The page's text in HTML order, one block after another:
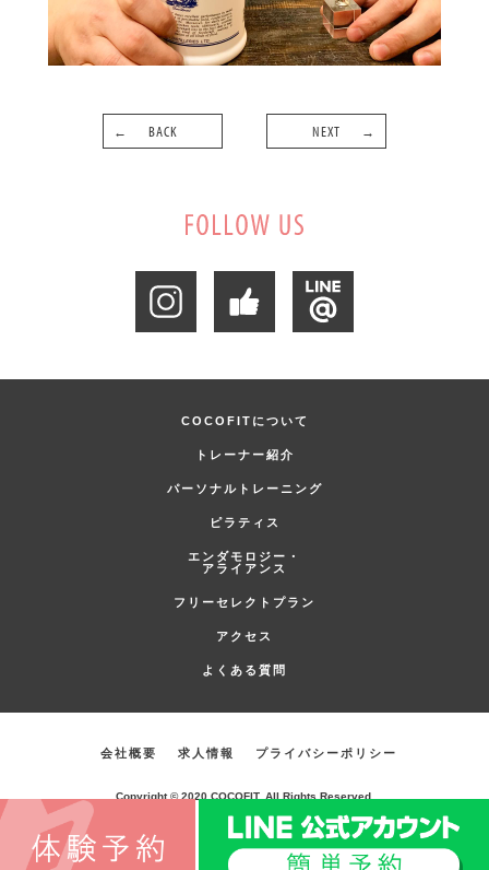
BACK NEXT
COCOFITについて
トレーナー紹介
パーソナルトレーニング
ピラティス
エンダモロジー・
アライアンス
フリーセレクトプラン
アクセス
よくある質問
会社概要 求人情報 プライバシーポリシー
Copyright © 2020 COCOFIT. All Rights Reserved.